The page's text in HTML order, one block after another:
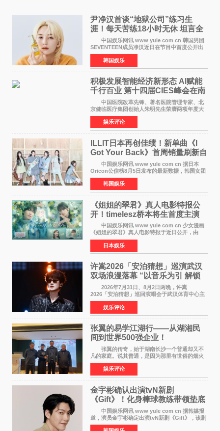
尹净汉首谈“地狱公司”练习生
涯！每天苦练18小时无休 坦言全
靠成员撑过来
中国娱乐网讯 www yule com cn 韩国男团
SEVENTEEN成员净汉近日在节目中首度公开出
道前的残酷练习生经历，并提及经纪公司Pledis
娱乐，引发广泛关注。 在8月2日播出的日本
TBS综艺节目《周
韩国娱乐
积极发展智能经济新形态 Al赋能
千行百业 第十四届CIES峰会在南
京盛大召开
中国医院改革先锋、著名医院管理专家、北
京健临医疗集团创始人朱明先生荣膺两项年度大
奖 2026年7月31日，盛夏金陵，长江之畔，
以重落地·真务实·强链接为主题的2026&lsquo;人
工智能+&rsquo
娱乐评论
ILLIT日本再创佳绩！新单曲《I
Got Your Back》首周销量刷新自
身纪录
中国娱乐网讯 www yule com cn 据日本
Oricon公信榜8月5日发布的最新数据，韩国女团
ILLIT在日本发行的第二张单曲《I Got Your
Back》首周销量达到71,009张，成功跻身最新一
期周单曲排行
韩国娱乐
《姐姐的翠君》真人电影特报公
开！timelesz桥本将生首度主演
12月4日上映
中国娱乐网讯 www yule com cn 少女漫画
《姐姐的翠君》真人电影特报于近日公开，由
timelesz成员桥本将生担任主演，这也是他首次
担任电影主演，引发高度关注。 女高中生咲
苗翠（中岛瑠菜
日本娱乐
许嵩2026「安泊猜想」巡演武汉
双场浪漫落幕 “以音乐为引 解锁
江城记忆”
2026年7月31日、8月2日两晚，许嵩
2026「安泊猜想」巡回演唱会于武汉体育中心主
体育场盛大开唱。许嵩与数万歌迷在此相聚，从
浪漫惬意的舞台设计到充满诚意与惊喜的现场互
动，共同开启了一场关于
娱乐评论
张翼的易学江湖行——从湖湘民
间到世界500强企业！
张翼的传奇，始于湖南长沙一个普通却又不
凡的家庭。说其普通，是因为那里有世俗的烟火
气；说其不凡，是因为家中有一位洞悉天地玄机
的长者——他的爷爷。作为当地的风水师，爷爷
是张翼走进易学
娱乐评论
金宇彬确认出演tvN新剧
《Gift》！化身棒球教练带领垫底
球队逆袭
中国娱乐网讯 www yule com cn 据韩媒报
道，演员金宇彬确定出演tvN新剧《Gift》，该剧
预计将于下半年播出，引发观众高度期待。